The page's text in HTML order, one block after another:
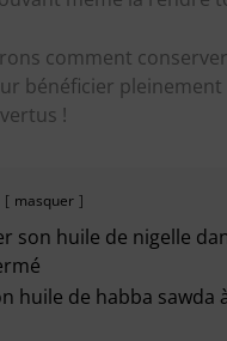
comment
bénéficier pleinement
!
masquer
son huile de nigelle
huile de habba sawda